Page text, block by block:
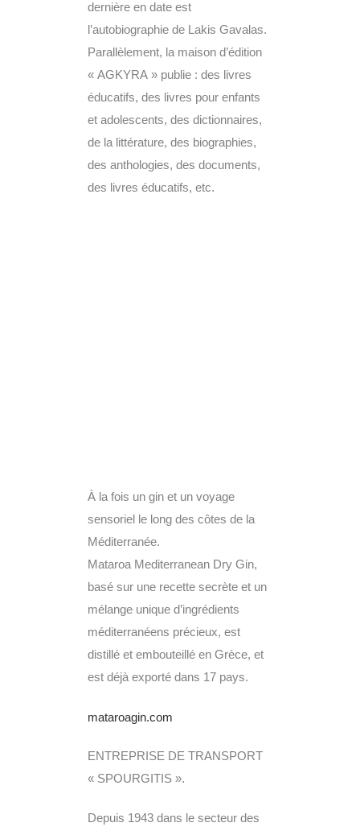
dernière en date est
l’autobiographie de Lakis Gavalas.
Parallèlement, la maison d’édition
« AGKYRA » publie : des livres
éducatifs, des livres pour enfants
et adolescents, des dictionnaires,
de la littérature, des biographies,
des anthologies, des documents,
des livres éducatifs, etc.
À la fois un gin et un voyage
sensoriel le long des côtes de la
Méditerranée.
Mataroa Mediterranean Dry Gin,
basé sur une recette secrète et un
mélange unique d’ingrédients
méditerranéens précieux, est
distillé et embouteillé en Grèce, et
est déjà exporté dans 17 pays.
mataroagin.com
ENTREPRISE DE TRANSPORT
« SPOURGITIS ».
Depuis 1943 dans le secteur des